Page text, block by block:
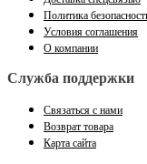
Политика
Условия соглашения
О компании
Служба поддержки
Связаться с нами
Возврат товара
Карта сайта